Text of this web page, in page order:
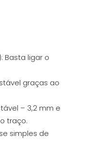
Basta ligar o
graças ao
– 3,2 mm e
traço.
simples de